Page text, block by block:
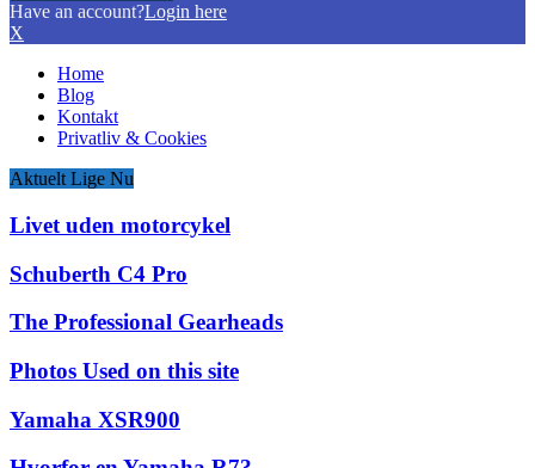
Have an account?Login here
X
Home
Blog
Kontakt
Privatliv & Cookies
Aktuelt Lige Nu
Livet uden motorcykel
Schuberth C4 Pro
The Professional Gearheads
Photos Used on this site
Yamaha XSR900